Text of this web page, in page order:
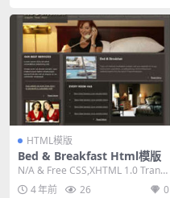
HTML模版
Bed & Breakfast Html模版
N/A & Free CSS,XHTML 1.0 Transi
tiona...
4 年前 26 0